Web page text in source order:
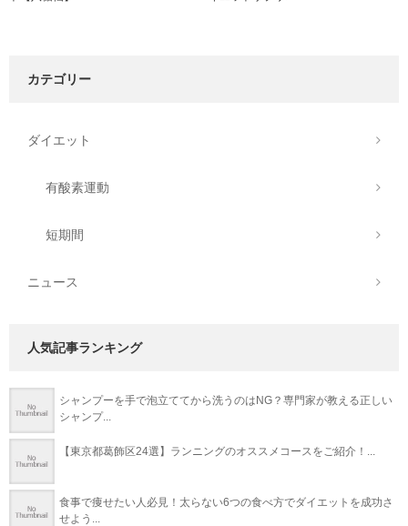
カテゴリー
ダイエット
有酸素運動
短期間
ニュース
人気記事ランキング
シャンプーを手で泡立ててから洗うのはNG？専門家が教える正しい
シャンプ...
【東京都葛飾区24選】ランニングのオススメコースをご紹介！...
食事で痩せたい人必見！太らない6つの食べ方でダイエットを成功さ
せよう...